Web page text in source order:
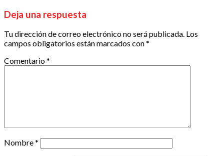
Deja una respuesta
Tu dirección de correo electrónico no será publicada. Los
campos obligatorios están marcados con*
Comentario*
Nombre*